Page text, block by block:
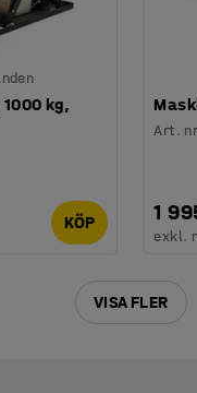
1000 kg,
KÖP
Art. nr
1
exkl.
VISA FLER